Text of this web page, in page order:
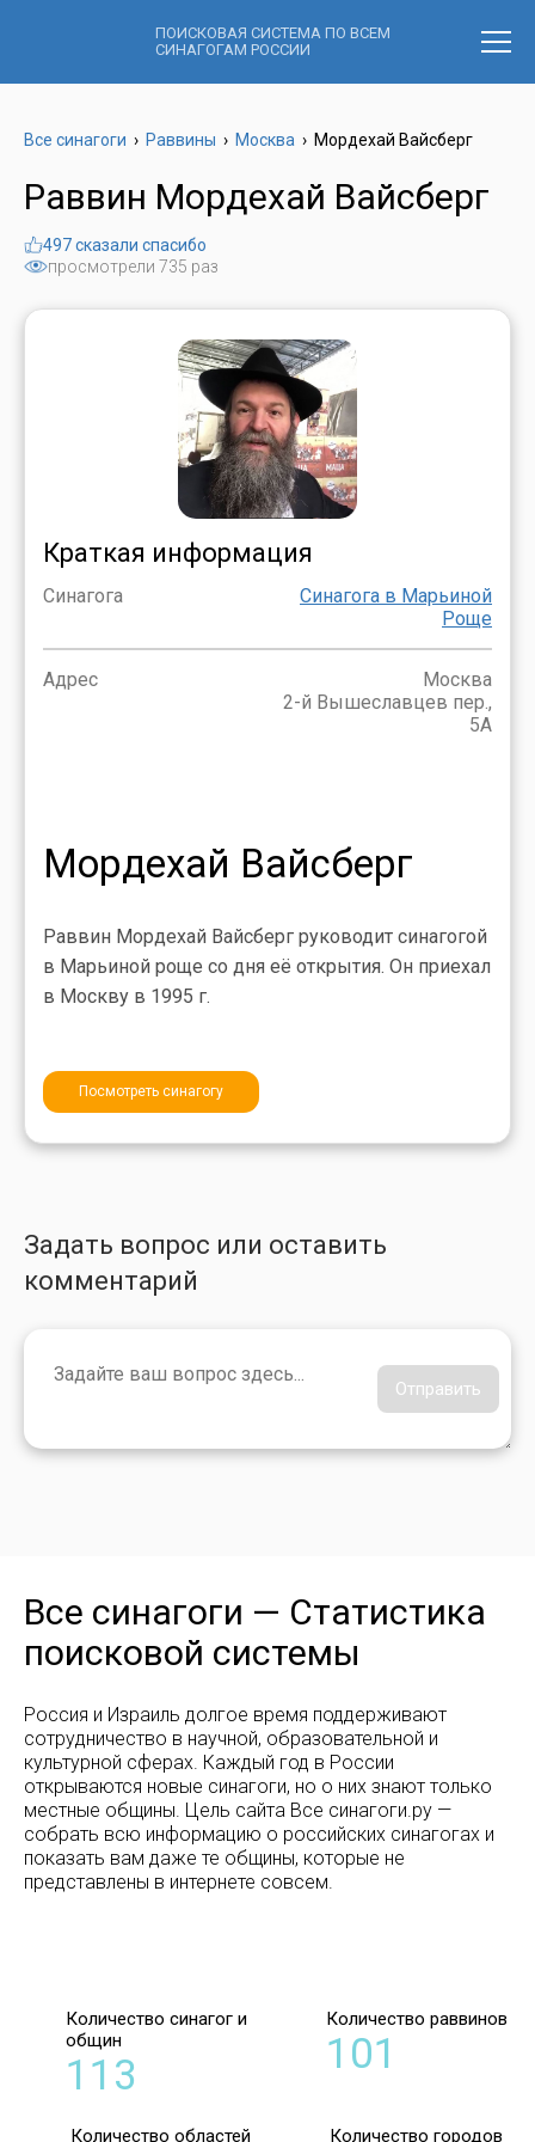
ПОИСКОВАЯ СИСТЕМА ПО ВСЕМ
СИНАГОГАМ РОССИИ
Все синагоги › Раввины › Москва › Мордехай Вайсберг
Раввин Мордехай Вайсберг
просмотрели 735 раз
497 сказали спасибо
Краткая информация
Синагога
Синагога в Марьиной
Роще
Адрес
Москва
2-й Вышеславцев пер.,
5А
Мордехай Вайсберг
Раввин Мордехай Вайсберг руководит синагогой
в Марьиной роще со дня её открытия. Он приехал
в Москву в 1995 г.
Посмотреть синагогу
Задать вопрос или оставить
комментарий
Отправить
Все синагоги — Статистика
поисковой системы
Россия и Израиль долгое время поддерживают
сотрудничество в научной, образовательной и
культурной сферах. Каждый год в России
открываются новые синагоги, но о них знают только
местные общины. Цель сайта Все синагоги.ру —
собрать всю информацию о российских синагогах и
показать вам даже те общины, которые не
представлены в интернете совсем.
Количество синагог и
общин
113
Количество раввинов
101
Количество областей Количество городов